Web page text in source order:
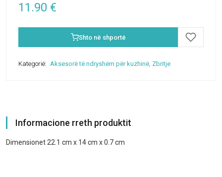
11.90 €
Shto në shportë
Kategorië: Aksesorë të ndryshëm për kuzhinë, Zbritje
Informacione rreth produktit
Dimensionet 22.1 cm x 14 cm x 0.7 cm